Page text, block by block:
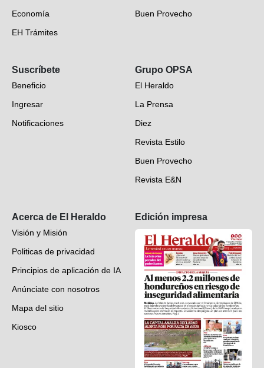
Economía
EH Trámites
EH Verifica
Fotogalerías
Deportes
Videos
Buen Provecho
Suscríbete
Beneficio
Ingresar
Notificaciones
Grupo OPSA
El Heraldo
La Prensa
Diez
Revista Estilo
Buen Provecho
Revista E&N
Acerca de El Heraldo
Visión y Misión
Politicas de privacidad
Principios de aplicación de IA
Anúnciate con nosotros
Mapa del sitio
Kiosco
Edición impresa